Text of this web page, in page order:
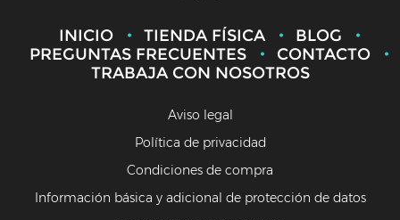
INICIO TIENDA FÍSICA
BLOG
PREGUNTAS FRECUENTES
CONTACTO
TRABAJA CON NOSOTROS
Aviso legal
Política de privacidad
Condiciones de compra
Información básica y adicional de protección de datos